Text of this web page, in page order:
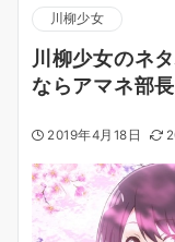
川柳少女
川柳少女のネ
ならアマネ部
2019年4月18日